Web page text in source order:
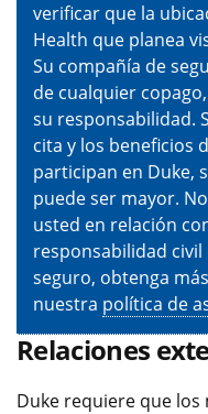
verificar que la
Health que planea
Su compañía de
de cualquier
su responsabilidad.
cita y los beneficios
participan en Duke,
puede ser mayor.
usted en relación
responsabilidad civil
seguro, obtenga
nuestra política de
Relaciones
Duke requiere que